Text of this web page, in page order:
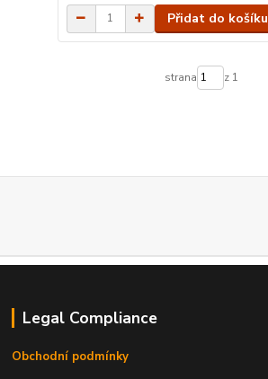
Přidat do košíku
strana z 1
Legal Compliance
Obchodní podmínky